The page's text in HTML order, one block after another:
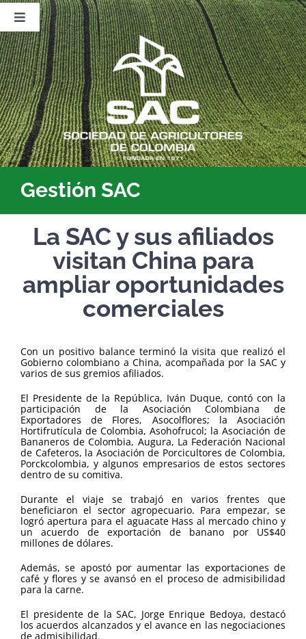
Saltar
contenido
Toggle
Navigation
Nosotros
Publicaciones
Sala de Prensa
Eventos
Gestión SAC
La SAC y sus afiliados
visitan China para
ampliar oportunidades
comerciales
Con un positivo balance terminó la visita que realizó el
Gobierno colombiano a China, acompañada por la SAC y
varios de sus gremios afiliados.
El Presidente de la República, Iván Duque, contó con la
participación de la Asociación Colombiana de
Exportadores de Flores, Asocolflores; la Asociación
Hortifrutícula de Colombia, Asohofrucol; la Asociación de
Bananeros de Colombia, Augura, La Federación Nacional
de Cafeteros, la Asociación de Porcicultores de Colombia,
Porckcolombia, y algunos empresarios de estos sectores
dentro de su comitiva.
Durante el viaje se trabajó en varios frentes que
beneficiaron el sector agropecuario. Para empezar, se
logró apertura para el aguacate Hass al mercado chino y
un acuerdo de exportación de banano por US$40
millones de dólares.
Además, se apostó por aumentar las exportaciones de
café y flores y se avansó en el proceso de admisibilidad
para la carne.
El presidente de la SAC, Jorge Enrique Bedoya, destacó
los acuerdos alcanzados y el avance en las negociaciones
de admisibilidad.